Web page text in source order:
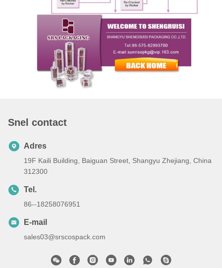
Snel contact
Adres
19F Kaili Building, Baiguan Street, Shangyu Zhejiang, China
312300
Tel.
86--18258076951
E-mail
sales03@srscospack.com